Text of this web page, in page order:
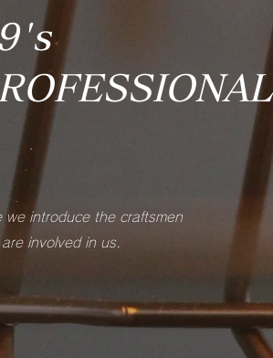
we introduce the craftsmen
are involved in us.